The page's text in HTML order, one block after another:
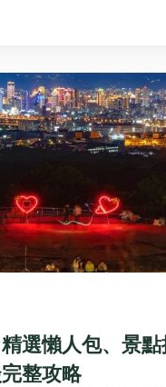
答。內容超過3000字
選懶人包、景
整攻略